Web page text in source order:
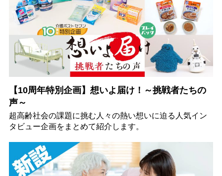
【10周年特別企画】想いよ届け！～挑戦者たちの
声～
超高齢社会の課題に挑む人々の熱い想いに迫る人気イン
タビュー企画をまとめて紹介します。